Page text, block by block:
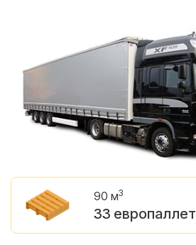
90 м3
33 европаллет